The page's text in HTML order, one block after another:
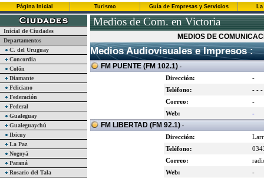
Página Inicial Turismo Guía de Empresas y Servicios
Inicial de Ciudades
Departamentos
C. del Uruguay
Concordia
Colón
Diamante
Feliciano
Federación
Federal
Gualeguay
Gualeguaychú
Ibicuy
La Paz
Nogoyá
Paraná
Rosario del Tala
Medios de Com. en Victoria
MEDIOS DE
Medios Audiovisuales e Impresos :
FM PUENTE (FM 102.1) -
Dirección:
-
Teléfono:
- - -
Correo:
-
Web:
-
FM LIBERTAD (FM 92.1) -
Dirección:
Teléfono:
Correo:
Web:
-